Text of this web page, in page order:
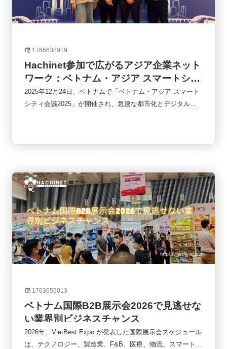
1766638919
Hachinet参加で広がるアジア企業ネット
ワーク：ベトナム・アジア スマートシテ
ィ会議2025の現場から
2025年12月24日、ベトナムで「ベトナム・アジア スマート
シティ会議2025」が開催され、急速な都市化とデジタル化
た。
1763655013
ベトナム国際B2B展示会2026で見逃せな
い業界別ビジネスチャンス
2026年、VietBest Expo が発表した国際展示会スケジュール
は、テクノロジー、製造業、F&B、医療、物流、スマートシ